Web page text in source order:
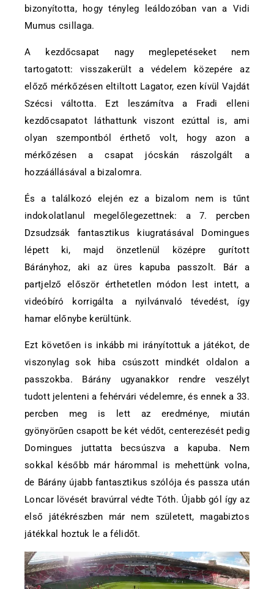
bizonyította, hogy tényleg leáldozóban van a Vidi
Mumus csillaga.
A kezdőcsapat nagy meglepetéseket nem
tartogatott: visszakerült a védelem közepére az
előző mérkőzésen eltiltott Lagator, ezen kívül Vajdát
Szécsi váltotta. Ezt leszámítva a Fradi elleni
kezdőcsapatot láthattunk viszont ezúttal is, ami
olyan szempontból érthető volt, hogy azon a
mérkőzésen a csapat jócskán rászolgált a
hozzáállásával a bizalomra.
És a találkozó elején ez a bizalom nem is tűnt
indokolatlanul megelőlegezettnek: a 7. percben
Dzsudzsák fantasztikus kiugratásával Domingues
lépett ki, majd önzetlenül középre gurított
Bárányhoz, aki az üres kapuba passzolt. Bár a
partjelző először érthetetlen módon lest intett, a
videóbíró korrigálta a nyilvánvaló tévedést, így
hamar előnybe kerültünk.
Ezt követően is inkább mi irányítottuk a játékot, de
viszonylag sok hiba csúszott mindkét oldalon a
passzokba. Bárány ugyanakkor rendre veszélyt
tudott jelenteni a fehérvári védelemre, és ennek a 33.
percben meg is lett az eredménye, miután
gyönyörűen csapott be két védőt, centerezését pedig
Domingues juttatta becsúszva a kapuba. Nem
sokkal később már hárommal is mehettünk volna,
de Bárány újabb fantasztikus szólója és passza után
Loncar lövését bravúrral védte Tóth. Újabb gól így az
első játékrészben már nem született, magabiztos
játékkal hoztuk le a félidőt.